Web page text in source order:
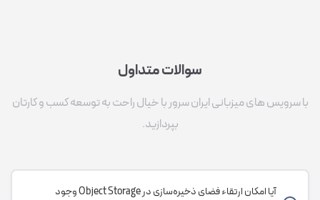
سوالات متداول
با سرویس های میزبانی ایران سرور با خیال راحت به توسعه کسب و کارتان
بپردازید.
آیا امکان ارتقاء فضای ذخیره‌سازی در Object Storage وجود